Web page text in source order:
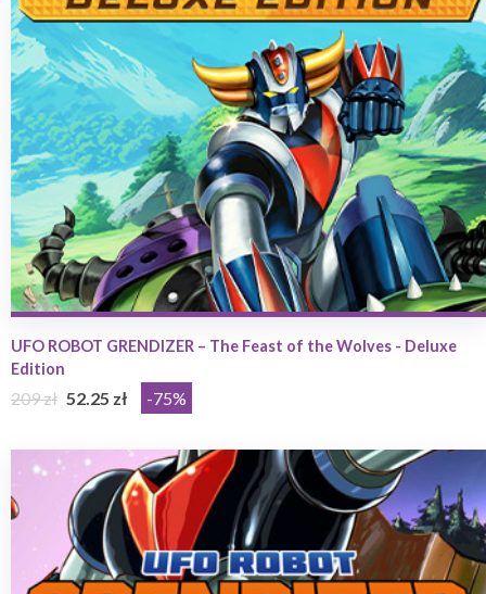
UFO ROBOT GRENDIZER – The Feast of the Wolves - Deluxe
Edition
209 zł 52.25 zł -75%